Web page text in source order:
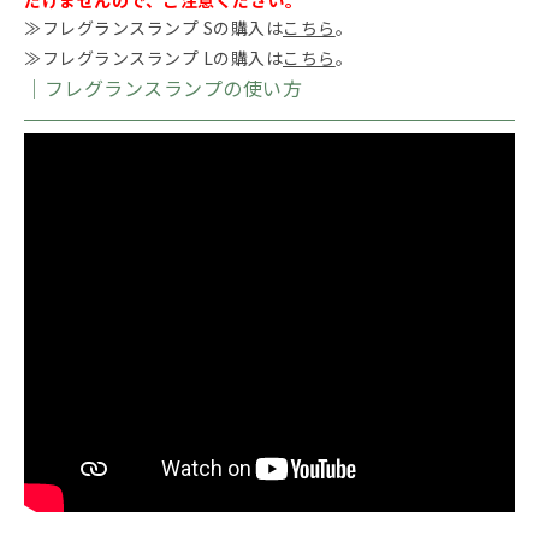
≫フレグランスランプ Sの購入はこちら。
≫フレグランスランプ Lの購入はこちら。
｜フレグランスランプの使い方